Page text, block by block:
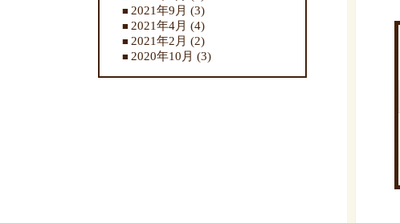
2021年9月 (3)
2021年4月 (4)
2021年2月 (2)
2020年10月 (3)